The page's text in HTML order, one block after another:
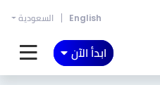
English السعودية
ابدأ الآن